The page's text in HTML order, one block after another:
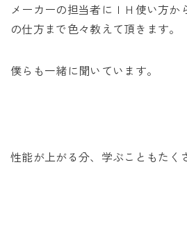
メーカーの担当者にＩＨ使い方か
の仕方まで色々教えて頂きます。
僕らも一緒に聞いています。
性能が上がる分、学ぶこともたく